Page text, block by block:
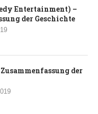
Entertainment) –
der Geschichte
der